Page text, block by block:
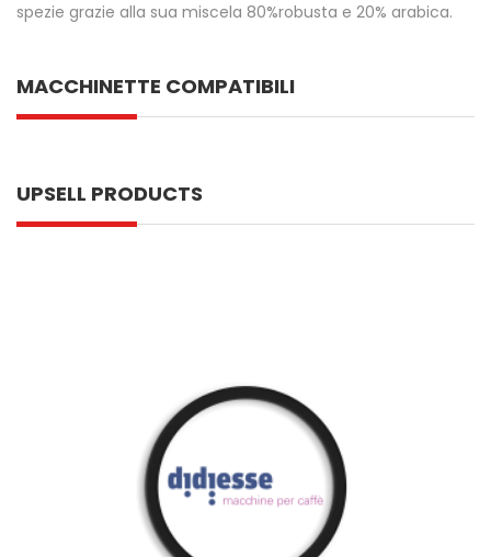
spezie grazie alla sua miscela 80%robusta e 20% arabica.
MACCHINETTE COMPATIBILI
UPSELL PRODUCTS